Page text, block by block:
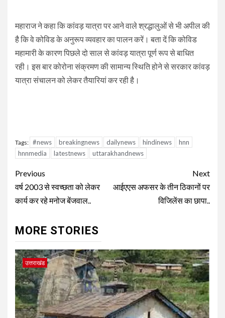
महाराज ने कहा कि कांवड़ यात्रा पर आने वाले श्रद्धालुओं से भी अपील की
है कि वे कोविड के अनुरूप व्यवहार का पालन करें। बता दें कि कोविड
महामारी के कारण पिछले दो साल से कांवड़ यात्रा पूर्ण रूप से बाधित
रही। इस बार कोरोना संक्रमण की सामान्य स्थिति होने से सरकार कांवड़
यात्रा संचालन को लेकर तैयारियां कर रही है।
Tags: #news breakingnews dailynews hindinews
hnn
hnnmedia
latestnews uttarakhandnews
Continue
Reading
Previous
वर्ष 2003 से स्वच्छता को लेकर
कार्य कर रहे मनोज बेंजवाल..
Next
आईएएस अफसर के तीन ठिकानों पर
विजिलेंस का छापा..
MORE STORIES
उत्तराखंड